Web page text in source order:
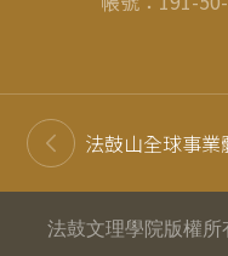
法鼓山全球事業
法鼓文理學院版權所